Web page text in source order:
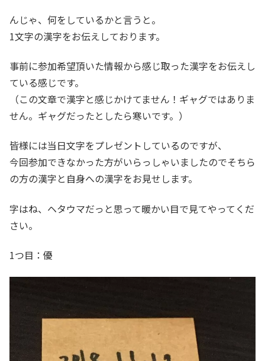
んじゃ、何をしているかと言うと。
1文字の漢字をお伝えしております。
事前に参加希望頂いた情報から感じ取った漢字をお伝えし
ている感じです。
（この文章で漢字と感じかけてません！ギャグではありま
せん。ギャグだったとしたら寒いです。）
皆様には当日文字をプレゼントしているのですが、
今回参加できなかった方がいらっしゃいましたのでそちら
の方の漢字と自身への漢字をお見せします。
字はね、ヘタウマだっと思って暖かい目で見てやってくだ
さい。
1つ目：優